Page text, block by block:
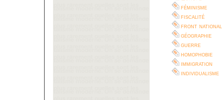
féminisme
fiscalité
front national
géographie
guerre
homophobie
immigration
individualisme